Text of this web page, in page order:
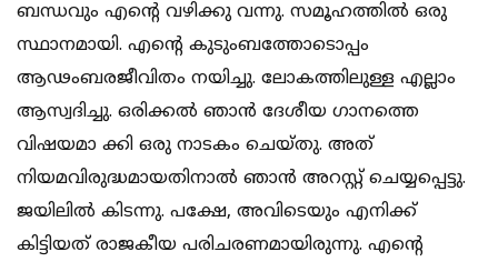
ബന്ധവും എന്റെ വഴിക്കു വന്നു. സമൂഹത്തില്‍ ഒരു
സ്ഥാനമായി. എന്റെ കുടുംബത്തോടൊപ്പം
ആഢംബരജീവിതം നയിച്ചു. ലോകത്തിലുള്ള എല്ലാം
ആസ്വദിച്ചു. ഒരിക്കല്‍ ഞാന്‍ ദേശീയ ഗാനത്തെ
വിഷയമാ ക്കി ഒരു നാടകം ചെയ്തു. അത്
നിയമവിരുദ്ധമായതിനാല്‍ ഞാന്‍ അറസ്റ്റ് ചെയ്യപ്പെട്ടു.
ജയിലില്‍ കിടന്നു. പക്ഷേ, അവിടെയും എനിക്ക്
കിട്ടിയത് രാജകീയ പരിചരണമായിരുന്നു. എന്റെ